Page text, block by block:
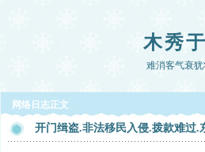
木秀
难消客气衰
网络日志正文
开门缉盗.非法移民入侵.拨款难过.